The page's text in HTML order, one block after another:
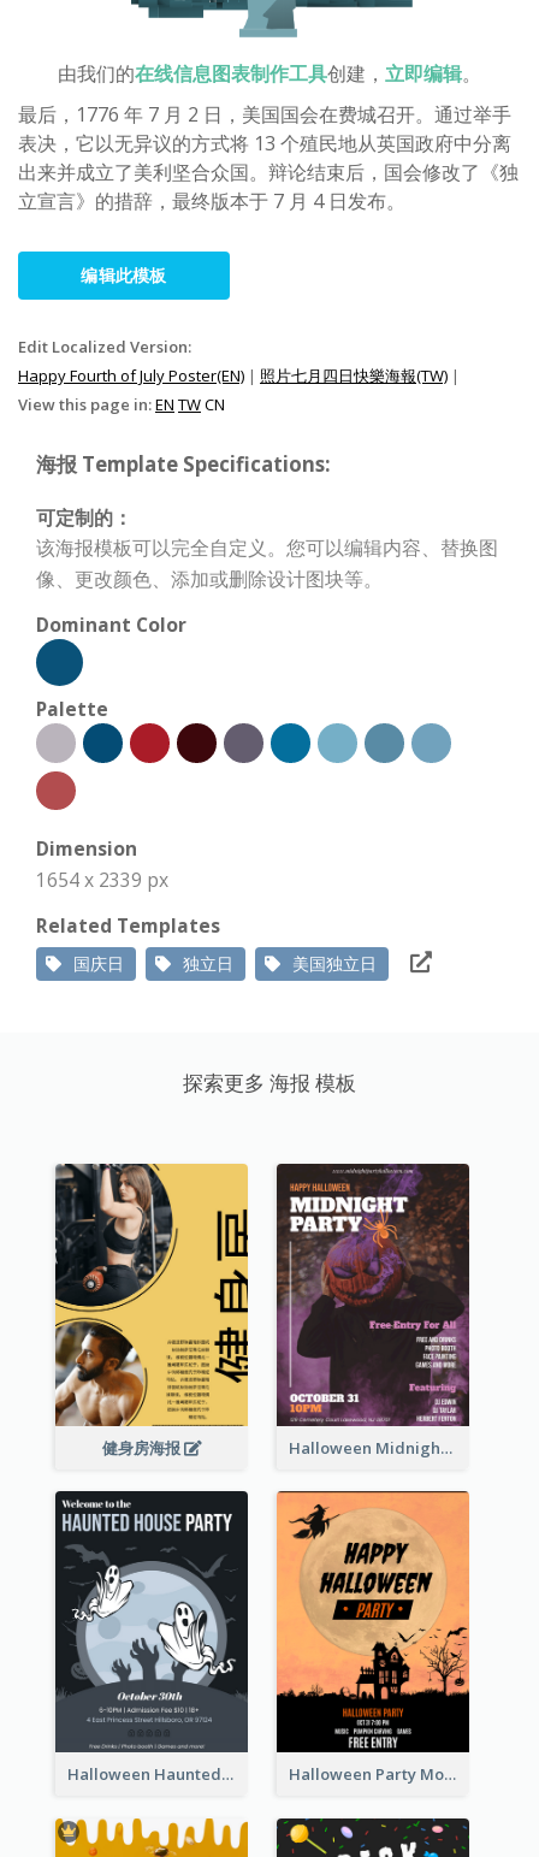
由我们的在线信息图表制作工具创建， 立即编辑。
最后，1776 年 7 月 2 日，美国国会在费城召开。通过举手
表决，它以无异议的方式将 13 个殖民地从英国政府中分离
出来并成立了美利坚合众国。辩论结束后，国会修改了《独
立宣言》的措辞，最终版本于 7 月 4 日发布。
编辑此模板
Edit Localized Version:
Happy Fourth of July Poster(EN) | 照片七月四日快樂海報(TW) |
View this page in:EN TWCN
海报 Template Specifications:
可定制的：
该海报模板可以完全自定义。您可以编辑内容、替换图
像、更改颜色、添加或删除设计图块等。
Dominant Color
Palette
Dimension
1654 x 2339 px
Related Templates
国庆日 独立日 美国独立日
探索更多 海报 模板
健身房海报 Halloween Midnight Party Poster
Halloween Haunted House Party Poster Halloween Party Moon Photo Poster